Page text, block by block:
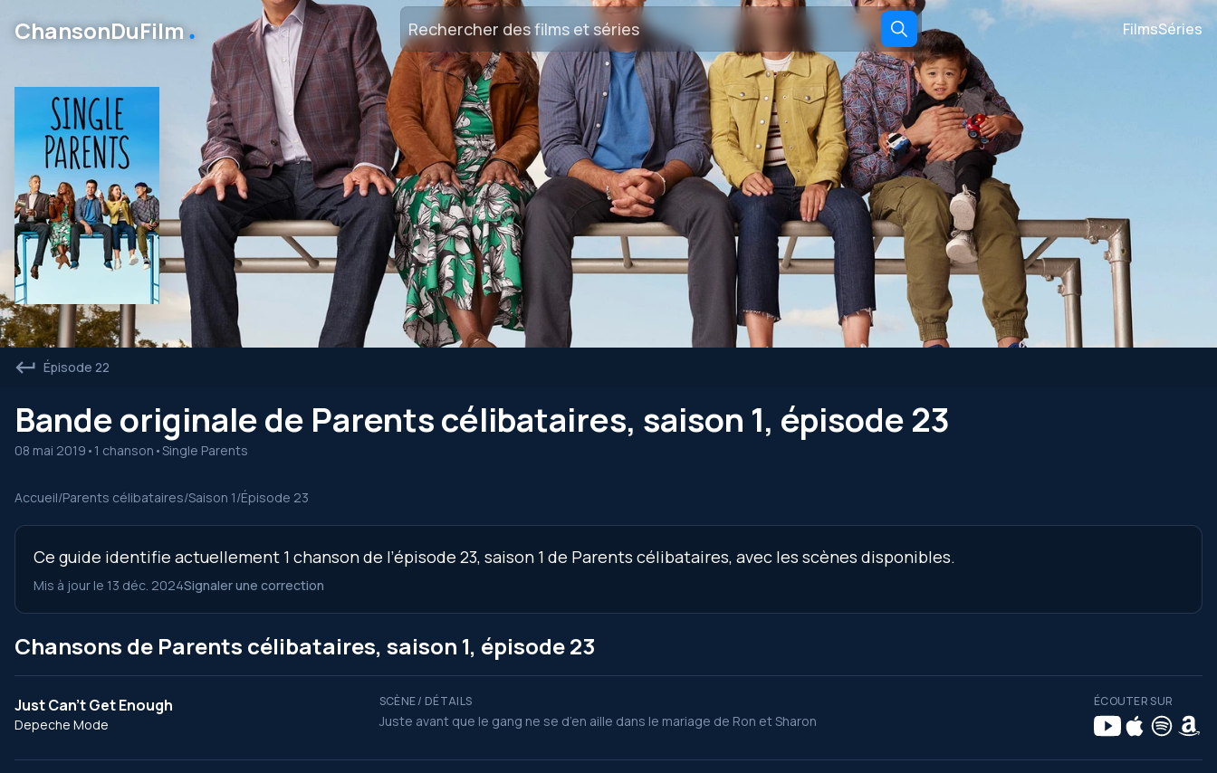
ChansonDuFilm․ FilmsSéries
Épisode 22
Bande originale de Parents célibataires, saison 1, épisode 23
08 mai 2019 • 1 chanson •Single Parents
Accueil/Parents célibataires/Saison 1/Épisode 23
Ce guide identifie actuellement 1 chanson de l’épisode 23, saison 1 de Parents célibataires, avec les scènes disponibles.
Mis à jour le 13 déc. 2024Signaler une correction
Chansons de Parents célibataires, saison 1, épisode 23
Just Can't Get Enough
Depeche Mode
SCÈNE / DÉTAILS
Juste avant que le gang ne se d’en aille dans le mariage de Ron et Sharon
ÉCOUTER SUR